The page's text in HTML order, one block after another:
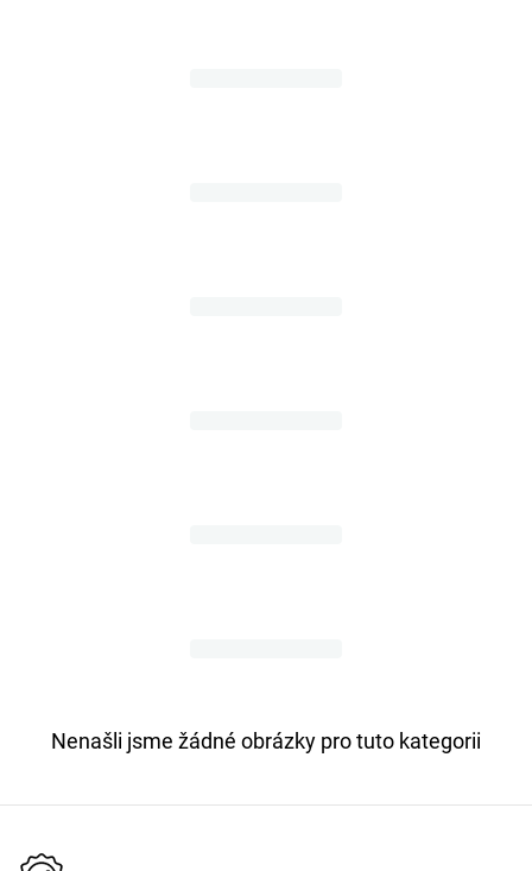
Nenašli jsme žádné obrázky pro tuto kategorii